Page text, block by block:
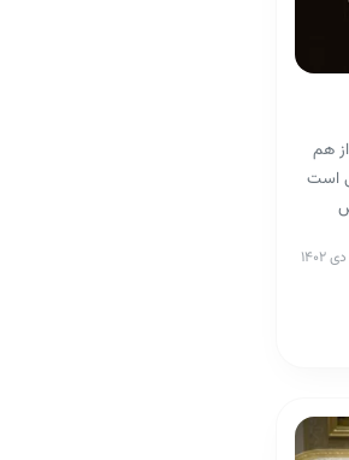
آغاز از هم
است